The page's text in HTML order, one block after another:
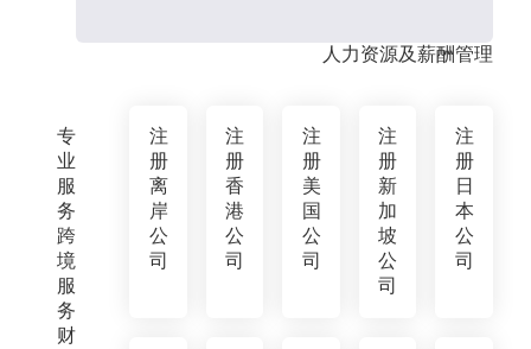
专
业
服
务
跨
境
服
务
财
人力资源及薪酬管理
注
册
离
岸
公
司
注
册
香
港
公
司
注
册
美
国
公
司
注
册
新
加
坡
公
司
注
册
日
本
公
司